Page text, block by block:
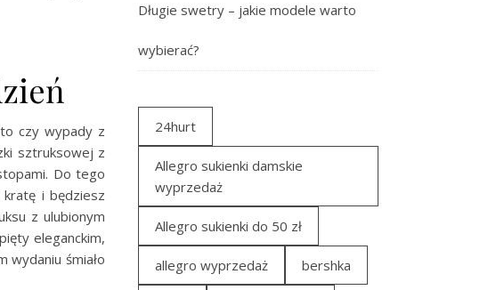
czy wypady z
sztruksowej z
Do tego
i będziesz
z ulubionym
eleganckim,
śmiało
Długie swetry – jakie modele warto
wybierać?
24hurt
Allegro sukienki damskie
wyprzedaż
Allegro sukienki do 50 zł
allegro wyprzedaż bershka